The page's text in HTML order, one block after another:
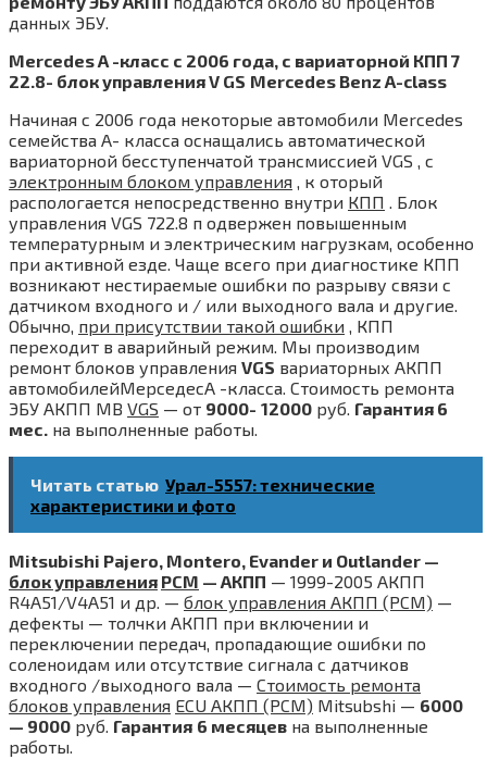
данных ЭБУ.
Mercedes А -класс с 2006 года, с вариаторной КПП 7
22.8- блок управления V GS Mercedes Benz A-class
Начиная с 2006 года некоторые автомобили Mercedes
семейства A- класса оснащались автоматической
вариаторной бесступенчатой трансмиссией VGS , с
электронным блоком управления , к оторый
распологается непосредственно внутри КПП
. Блок
управления VGS 722.8 п одвержен повышенным
температурным и электрическим нагрузкам, особенно
при активной езде. Чаще всего при диагностике КПП
возникают нестираемые ошибки по разрыву связи с
датчиком входного и / или выходного вала и другие.
Обычно, при присутствии такой ошибки , КПП
переходит в аварийный режим. Мы производим
ремонт блоков управления VGS вариаторных АКПП
автомобилейМерседесА -класса. Стоимость ремонта
ЭБУ АКПП MB VGS — от 9000- 12000 руб. Гарантия 6
мес. на выполненные работы.
Читать статью Урал-5557: технические
характеристики и фото
Mitsubishi Pajero, Montero, Evander и Outlander —
блок управления PCM — АКПП — 1999-2005 АКПП
R4A51/V4A51 и др. — блок управления АКПП (PCM) —
дефекты — толчки АКПП при включении и
переключении передач, пропадающие ошибки по
соленоидам или отсутствие сигнала с датчиков
входного /выходного вала — Стоимость ремонта
блоков управления ECU АКПП (PCM) Mitsubshi — 6000
— 9000 руб. Гарантия 6 месяцев на выполненные
работы.